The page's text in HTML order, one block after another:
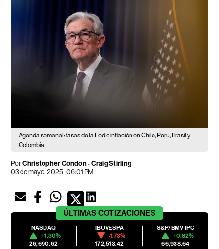
Agenda semanal: tasas de la Fed e inflación en Chile, Perú, Brasil y
Colombia
PorChristopher Condon - Craig Stirling
03 de mayo, 2025 | 06:01 PM
ÚLTIMAS COTIZACIONES
NASDAQ
+1.30%
26,690.62
IBOVESPA
-1.73%
172,513.42
S&P/BMV IPC
+0.82%
66,938.64